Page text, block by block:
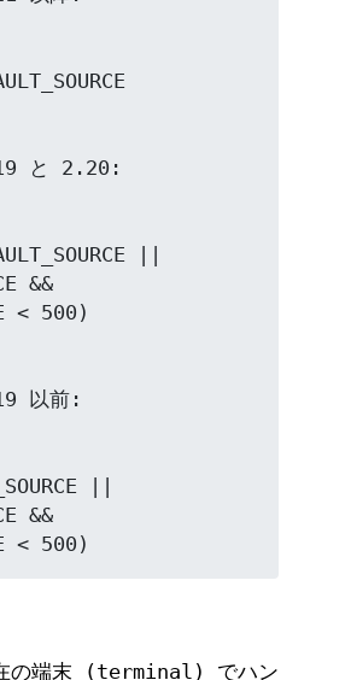
&&
&&
< 500)
の端末 (terminal) でハン